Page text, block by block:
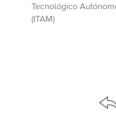
Tecnológico
(ITAM)